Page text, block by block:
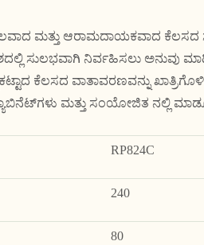
ಮತ್ತು ಆರಾಮದಾಯಕವಾದ ಕೆಲಸದ
ಸುಲಭವಾಗಿ ನಿರ್ವಹಿಸಲು ಅನುವು
ಕೆಲಸದ ವಾತಾವರಣವನ್ನು
ಮತ್ತು ಸಂಯೋಜಿತ ನಲ್ಲಿ
RP824C
240
80